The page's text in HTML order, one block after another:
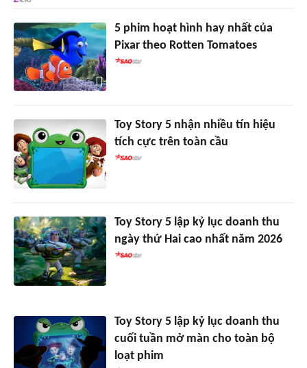
5 phim hoạt hình hay nhất của
Pixar theo Rotten Tomatoes
Toy Story 5 nhận nhiều tín hiệu
tích cực trên toàn cầu
Toy Story 5 lập kỷ lục doanh thu
ngày thứ Hai cao nhất năm 2026
Toy Story 5 lập kỷ lục doanh thu
cuối tuần mở màn cho toàn bộ
loạt phim